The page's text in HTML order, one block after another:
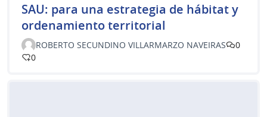
SAU: para una estrategia de hábitat y
ordenamiento territorial
ROBERTO SECUNDINO VILLARMARZO NAVEIRAS
0
0